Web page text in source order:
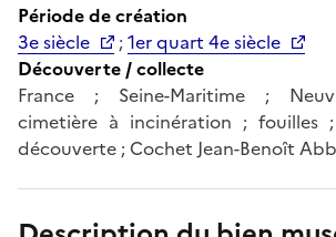
Période de création
3e siècle
;1er quart 4e siècle
Découverte / collecte
France ; Seine-Maritime ;
cimetière à incinération ; fouilles
découverte ; Cochet Jean-Benoît